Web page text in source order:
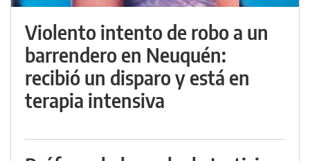
Violento intento de robo a un
barrendero en Neuquén:
recibió un disparo y está en
terapia intensiva